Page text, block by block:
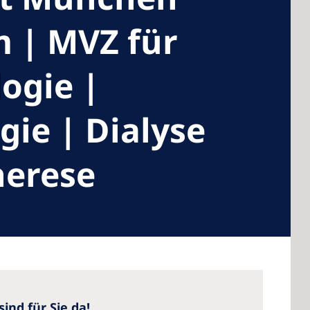
of
| MVZ für
|
| Dialyse